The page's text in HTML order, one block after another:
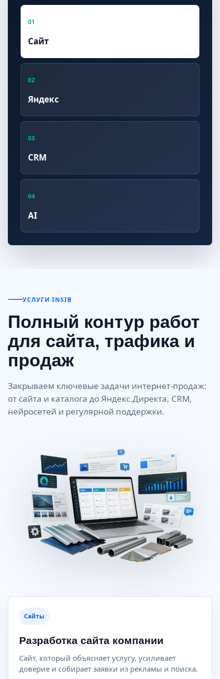
01
Сайт
02
Яндекс
03
CRM
04
AI
УСЛУГИ INSIB
Полный контур работ
для сайта, трафика и
продаж
Закрываем ключевые задачи интернет-продаж:
от сайта и каталога до Яндекс.Директа, CRM,
нейросетей и регулярной поддержки.
Сайты
Разработка сайта компании
Сайт, который объясняет услугу, усиливает
доверие и собирает заявки из рекламы и поиска.